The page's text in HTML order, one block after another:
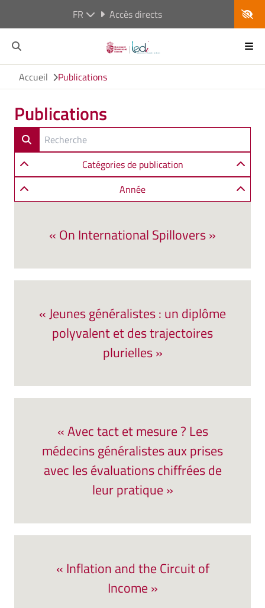
FR Accès directs
Accueil Publications
Publications
Catégories de publication
Année
« On International Spillovers »
« Jeunes généralistes : un diplôme
polyvalent et des trajectoires
plurielles »
« Avec tact et mesure ? Les
médecins généralistes aux prises
avec les évaluations chiffrées de
leur pratique »
« Inflation and the Circuit of
Income »